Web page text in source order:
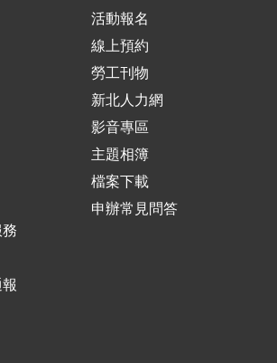
活動報名
線上預約
勞工刊物
新北人力網
影音專區
主題相簿
檔案下載
申辦常見問答